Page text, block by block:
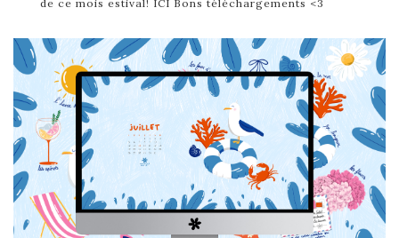
de ce mois estival! ICI Bons téléchargements <3